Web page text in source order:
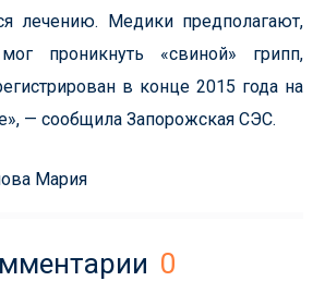
лечению. Медики предполагают,
проникнуть «свиной» грипп,
в конце 2015 года на
— сообщила Запорожская СЭС.
Мария
0